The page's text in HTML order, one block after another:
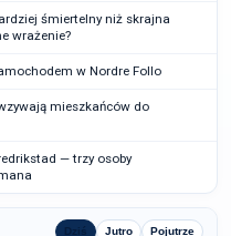
śmiertelny niż skrajna
wrażenie?
w Nordre Follo
mieszkańców do
— trzy osoby
Dziś Jutro Pojutrze